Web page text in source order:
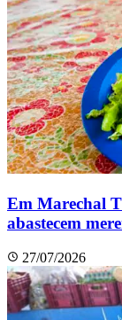
Em Marechal
abastecem
27/07/2026